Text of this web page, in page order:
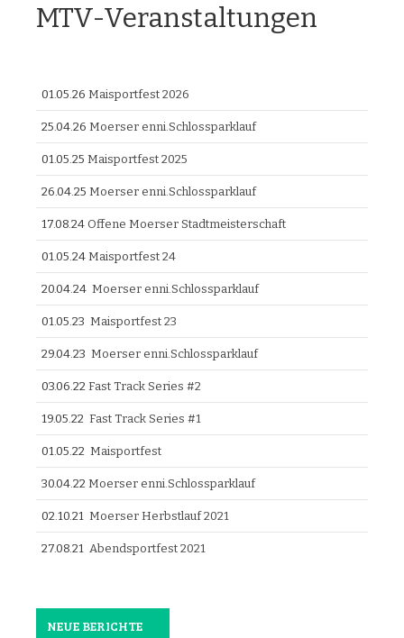
MTV-Veranstaltungen
01.05.26 Maisportfest 2026
25.04.26 Moerser enni.Schlossparklauf
01.05.25 Maisportfest 2025
26.04.25 Moerser enni.Schlossparklauf
17.08.24 Offene Moerser Stadtmeisterschaft
01.05.24 Maisportfest 24
20.04.24 Moerser enni.Schlossparklauf
01.05.23 Maisportfest 23
29.04.23 Moerser enni.Schlossparklauf
03.06.22 Fast Track Series #2
19.05.22 Fast Track Series #1
01.05.22 Maisportfest
30.04.22 Moerser enni.Schlossparklauf
02.10.21 Moerser Herbstlauf 2021
27.08.21 Abendsportfest 2021
NEUE BERICHTE